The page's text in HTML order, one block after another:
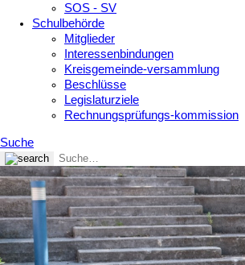
SOS - SV
Schulbehörde
Mitglieder
Interessenbindungen
Kreisgemeinde-versammlung
Beschlüsse
Legislaturziele
Rechnungsprüfungs-kommission
Suche